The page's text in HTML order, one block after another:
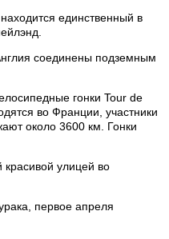
единственный в
соединены подземным
гонки Tour de
во Франции, участники
около 3600 км. Гонки
красивой улицей во
первое апреля